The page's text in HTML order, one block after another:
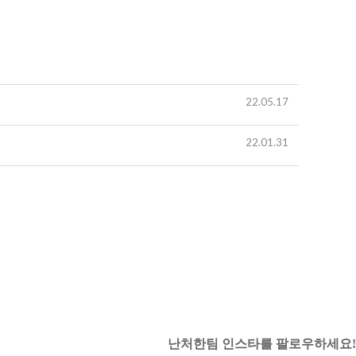
22.05.17
22.01.31
난처한팀 인스타를 팔로우하세요!